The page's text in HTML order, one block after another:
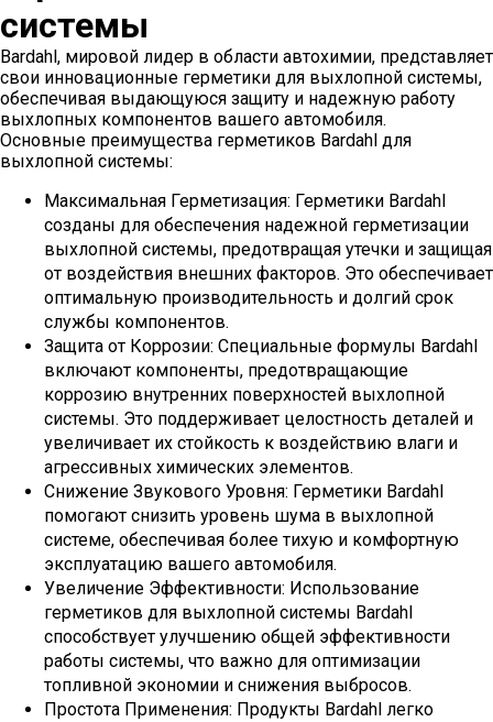
системы
Bardahl, мировой лидер в области автохимии, представляет
свои инновационные герметики для выхлопной системы,
обеспечивая выдающуюся защиту и надежную работу
выхлопных компонентов вашего автомобиля.
Основные преимущества герметиков Bardahl для
выхлопной системы:
Максимальная Герметизация: Герметики Bardahl
созданы для обеспечения надежной герметизации
выхлопной системы, предотвращая утечки и защищая
от воздействия внешних факторов. Это обеспечивает
оптимальную производительность и долгий срок
службы компонентов.
Защита от Коррозии: Специальные формулы Bardahl
включают компоненты, предотвращающие
коррозию внутренних поверхностей выхлопной
системы. Это поддерживает целостность деталей и
увеличивает их стойкость к воздействию влаги и
агрессивных химических элементов.
Снижение Звукового Уровня: Герметики Bardahl
помогают снизить уровень шума в выхлопной
системе, обеспечивая более тихую и комфортную
эксплуатацию вашего автомобиля.
Увеличение Эффективности: Использование
герметиков для выхлопной системы Bardahl
способствует улучшению общей эффективности
работы системы, что важно для оптимизации
топливной экономии и снижения выбросов.
Простота Применения: Продукты Bardahl легко